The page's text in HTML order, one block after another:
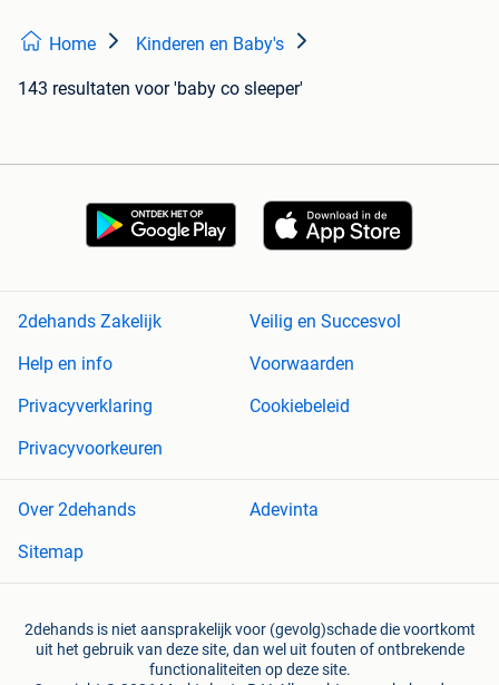
Home Kinderen en Baby's
143 resultaten voor 'baby co sleeper'
2dehands Zakelijk
Veilig en Succesvol
Help en info
Voorwaarden
Privacyverklaring
Cookiebeleid
Privacyvoorkeuren
Over 2dehands
Adevinta
Sitemap
2dehands is niet aansprakelijk voor (gevolg)schade die voortkomt
uit het gebruik van deze site, dan wel uit fouten of ontbrekende
functionaliteiten op deze site.